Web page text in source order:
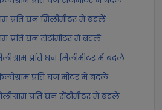
प्रति घन मिलीमीटर में बदलें
प्रति घन सेंटीमीटर में बदलें
प्रति घन मिलीमीटर में बदलें
प्रति घन मीटर में बदलें
प्रति घन सेंटीमीटर में बदलें